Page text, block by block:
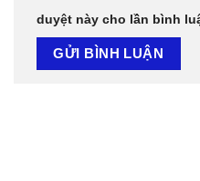
duyệt này cho lần bình